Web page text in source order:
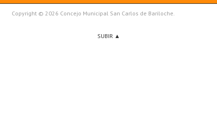
Copyright © 2026 Concejo Municipal San Carlos de Bariloche.
SUBIR ▲